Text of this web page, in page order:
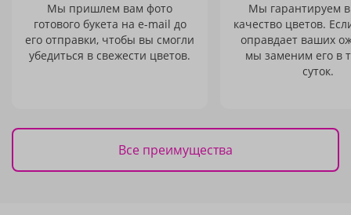
Мы пришлем вам фото
готового букета на e-mail до
его отправки, чтобы вы смогли
убедиться в свежести цветов.
Мы гарантируем
качество цветов.
оправдает ваших
мы заменим его в
суток.
Все преимущества